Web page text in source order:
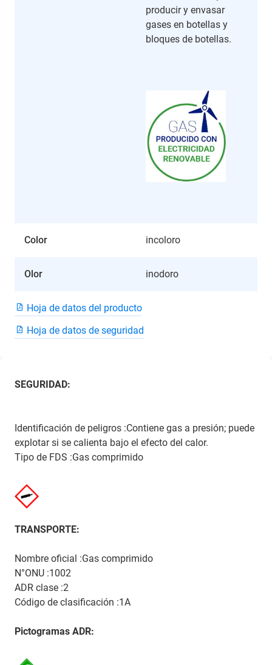
producir y envasar
gases en botellas y
bloques de botellas.
Color incoloro
Olor inodoro
Hoja de datos del producto
Hoja de datos de seguridad
SEGURIDAD:
Identificación de peligros :Contiene gas a presión; puede
explotar si se calienta bajo el efecto del calor.
Tipo de FDS :Gas comprimido
TRANSPORTE:
Nombre oficial :Gas comprimido
N°ONU :1002
ADR clase :2
Código de clasificación :1A
Pictogramas ADR: